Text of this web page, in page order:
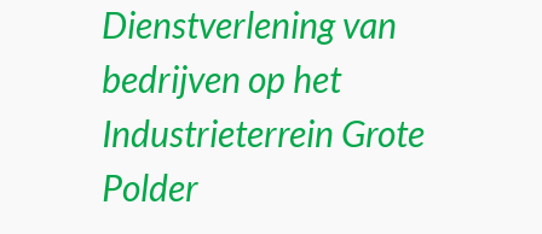
Dienstverlening van
bedrijven op het
Industrieterrein Grote
Polder